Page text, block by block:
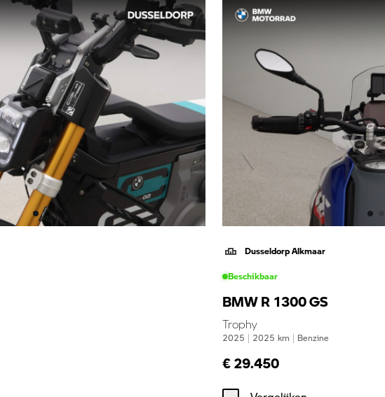
Dusseldorp Alkmaar
Beschikbaar
BMW R 1300 GS
Trophy
2025 | 2025 km | Benzine
€ 29.450